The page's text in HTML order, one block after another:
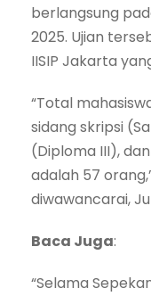
berlangsung
2025. Ujian
IISIP Jakarta
“Total
sidang skripsi
(Diploma III),
adalah 57
diwawancarai,
Baca Juga:
“Selama